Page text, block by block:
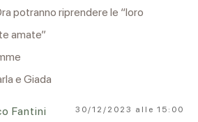
potranno riprendere le “loro
amate”
e Giada
Fantini 30/12/2023 alle 15:00